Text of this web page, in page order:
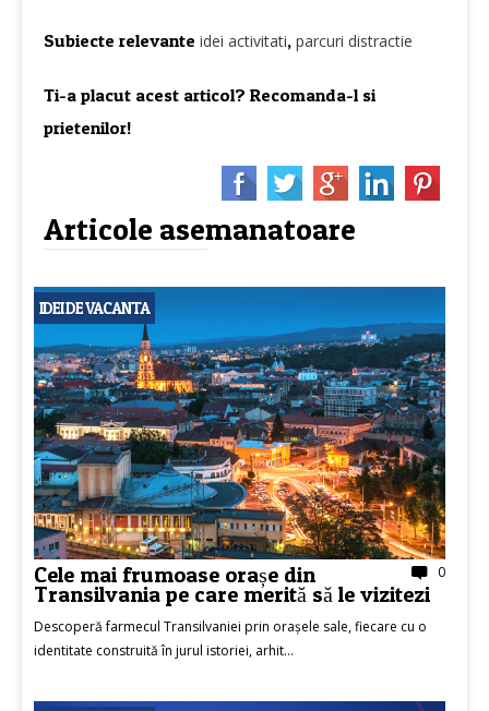
Subiecte relevante idei activitati, parcuri distractie
Ti-a placut acest articol? Recomanda-l si
prietenilor!
Articole asemanatoare
IDEI DE VACANTA
0
Cele mai frumoase orașe din
Transilvania pe care merită să le vizitezi
Descoperă farmecul Transilvaniei prin orașele sale, fiecare cu o
identitate construită în jurul istoriei, arhit...